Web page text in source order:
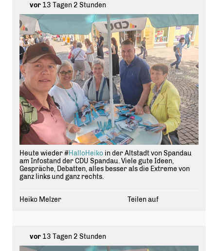
vor13 Tagen 2 Stunden
Heute wieder #HalloHeiko in der Altstadt von Spandau
am Infostand der CDU Spandau. Viele gute Ideen,
Gespräche, Debatten, alles besser als die Extreme von
ganz links und ganz rechts.
Heiko Melzer Teilen auf
vor13 Tagen 2 Stunden